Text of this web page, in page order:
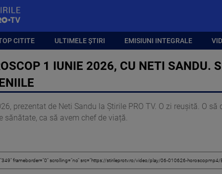
CITITE ULTIMELE ȘTIRI EMISIUNI INTEGRALE
1 IUNIE 2026, CU NETI SANDU.
prezentat de Neti Sandu la Știrile PRO TV. O zi reușită. O
sănătate, ca să avem chef de viață.